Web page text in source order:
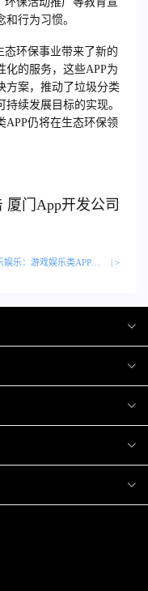
行为习惯。
态环保事业带来了新的
化的服务，这些APP为
方案，推动了垃圾分类
续发展目标的实现。
APP仍将在生态环保领
厦门 App开发公司
| >